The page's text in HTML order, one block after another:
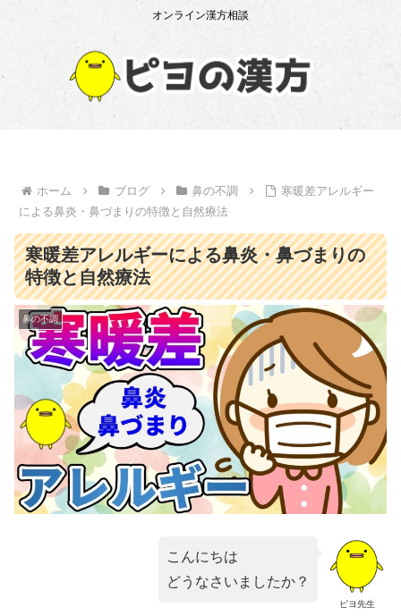
オンライン漢方相談
ホーム ブログ 鼻の不調
寒暖差アレルギー
による鼻炎・鼻づまりの特徴と自然療法
寒暖差アレルギーによる鼻炎・鼻づまりの
特徴と自然療法
鼻の不調
ピヨ先生
こんにちは
どうなさいましたか？